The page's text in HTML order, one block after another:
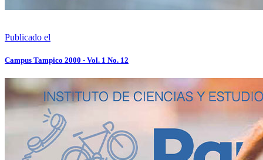
Publicado el
Campus Tampico 2000 - Vol. 1 No. 12